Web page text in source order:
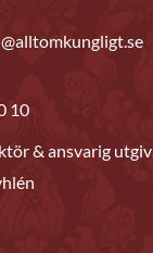
10
& ansvarig